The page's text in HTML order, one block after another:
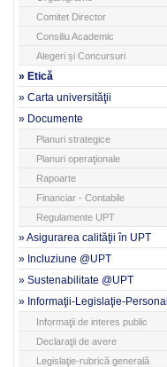
Comitet Director
Consiliu Academic
Alegeri și Concursuri
» Etică
» Carta universităţii
» Documente
Planuri strategice
Planuri operaţionale
Rapoarte
Financiar - Contabile
Regulamente UPT
» Asigurarea calităţii în UPT
» Incluziune @UPT
» Sustenabilitate @UPT
» Informaţii-Legislaţie-Personal
Informaţii de interes public
Declaraţii de avere
Legislaţie-rubrică generală